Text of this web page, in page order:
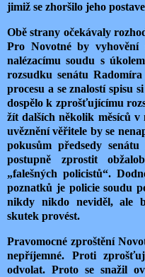
jimiž se zhoršilo jeho
Obě strany očekávaly
Pro Novotné by vyhovění
nalézacímu soudu s
rozsudku senátu
procesu a se znalostí spisu
dospělo k zprošťujícímu
žít dalších několik měsíců v
uvěznění věřitele by se
pokusům předsedy
postupně zprostit
„falešných policistů“.
poznatků je policie soudu
nikdy nikdo neviděl, ale
skutek provést.
Pravomocné zproštění
nepříjemné. Proti
odvolat. Proto se snažil